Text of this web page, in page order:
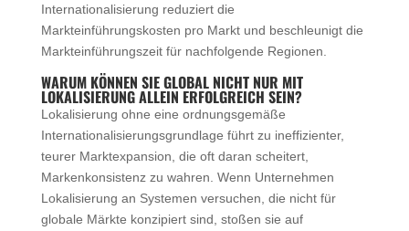
Internationalisierung reduziert die
Markteinführungskosten pro Markt und beschleunigt die
Markteinführungszeit für nachfolgende Regionen.
WARUM KÖNNEN SIE GLOBAL NICHT NUR MIT
LOKALISIERUNG ALLEIN ERFOLGREICH SEIN?
Lokalisierung ohne eine ordnungsgemäße
Internationalisierungsgrundlage führt zu ineffizienter,
teurer Marktexpansion, die oft daran scheitert,
Markenkonsistenz zu wahren. Wenn Unternehmen
Lokalisierung an Systemen versuchen, die nicht für
globale Märkte konzipiert sind, stoßen sie auf